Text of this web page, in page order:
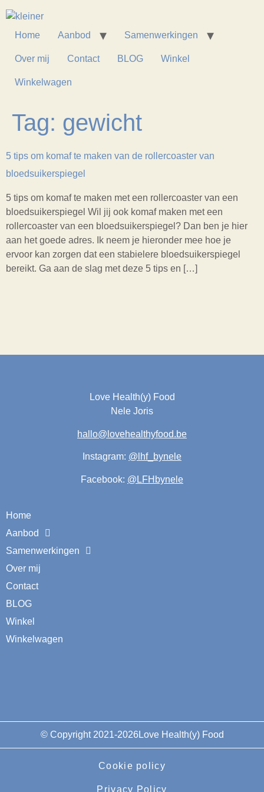
Home Aanbod Samenwerkingen
Over mij Contact BLOG Winkel
Winkelwagen
Tag: gewicht
5 tips om komaf te maken van de rollercoaster van
bloedsuikerspiegel
5 tips om komaf te maken met een rollercoaster van een
bloedsuikerspiegel Wil jij ook komaf maken met een
rollercoaster van een bloedsuikerspiegel? Dan ben je hier
aan het goede adres. Ik neem je hieronder mee hoe je
ervoor kan zorgen dat een stabielere bloedsuikerspiegel
bereikt. Ga aan de slag met deze 5 tips en […]
Love Health(y) Food
Nele Joris
hallo@lovehealthyfood.be
Instagram: @lhf_bynele
Facebook: @LFHbynele
Home
Aanbod
Samenwerkingen
Over mij
Contact
BLOG
Winkel
Winkelwagen
© Copyright 2021-2026Love Health(y) Food
Cookie policy
Privacy Policy